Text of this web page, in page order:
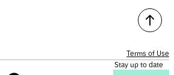
Terms of Use
Stay up to date